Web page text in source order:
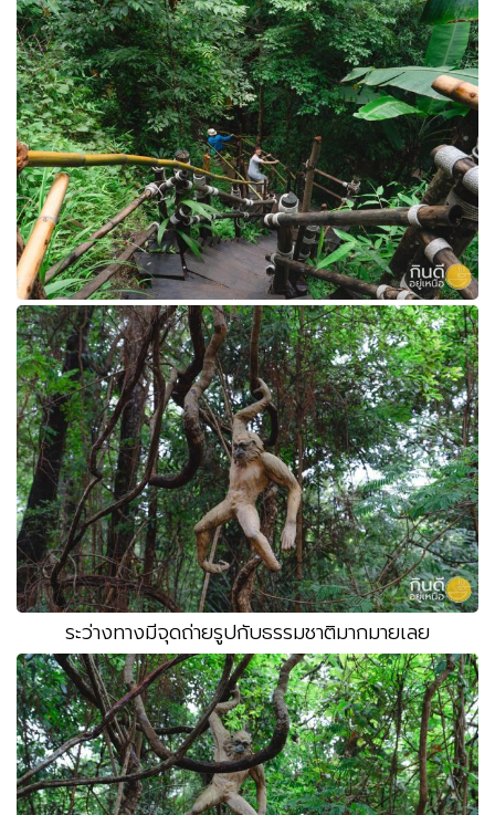
ระว่างทางมีจุดถ่ายรูปกับธรรมชาติมากมายเลย